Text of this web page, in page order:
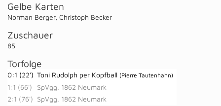
Gelbe Karten
Norman Berger, Christoph Becker
Zuschauer
85
Torfolge
0:1 (22') Toni Rudolph per Kopfball (Pierre Tautenhahn)
1:1 (66')
SpVgg. 1862 Neumark
2:1 (76') SpVgg. 1862 Neumark